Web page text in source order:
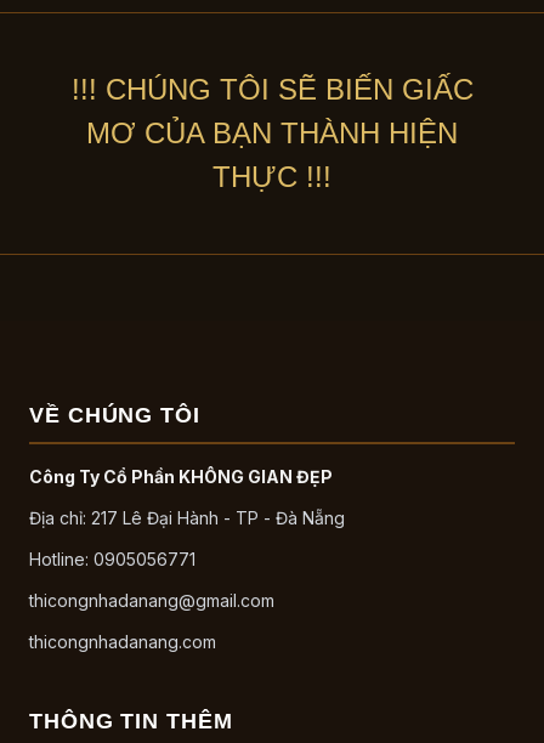
!!! CHÚNG TÔI SẼ BIẾN GIẤC
MƠ CỦA BẠN THÀNH HIỆN
THỰC !!!
VỀ CHÚNG TÔI
Công Ty Cổ Phần KHÔNG GIAN ĐẸP
Địa chỉ: 217 Lê Đại Hành - TP - Đà Nẵng
Hotline: 0905056771
thicongnhadanang@gmail.com
thicongnhadanang.com
THÔNG TIN THÊM